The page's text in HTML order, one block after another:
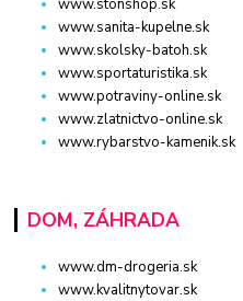
www.stonshop.sk
www.sanita-kupelne.sk
www.skolsky-batoh.sk
www.sportaturistika.sk
www.potraviny-online.sk
www.zlatnictvo-online.sk
www.rybarstvo-kamenik.sk
DOM, ZÁHRADA
www.dm-drogeria.sk
www.kvalitnytovar.sk